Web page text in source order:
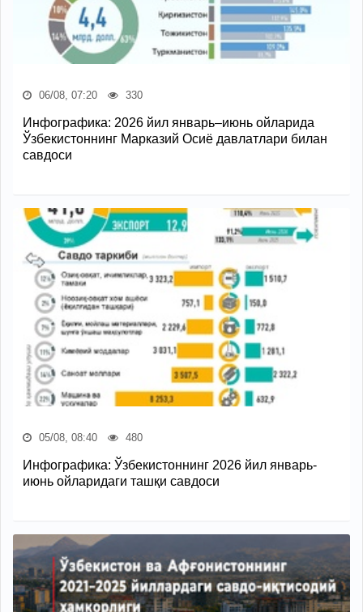
06/08, 07:20 330
Инфографика: 2026 йил январь–июнь ойларида
Ўзбекистоннинг Марказий Осиё давлатлари билан
савдоси
05/08, 08:40 480
Инфографика: Ўзбекистоннинг 2026 йил январь-
июнь ойларидаги ташқи савдоси